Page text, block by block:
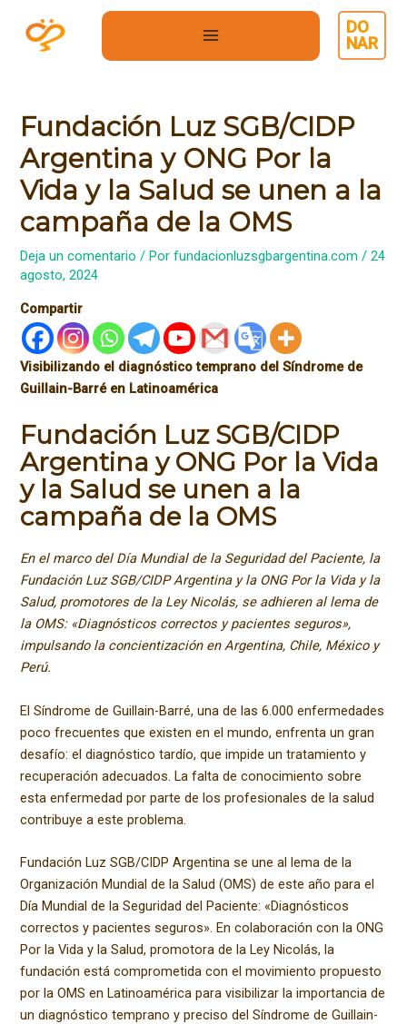
contenido
DO
NAR
Fundación Luz SGB/CIDP
Argentina y ONG Por la
Vida y la Salud se unen a la
campaña de la OMS
Deja un comentario / Porfundacionluzsgbargentina.com/24
agosto, 2024
Compartir
Visibilizando el diagnóstico temprano del Síndrome de
Guillain-Barré en Latinoamérica
Fundación Luz SGB/CIDP
Argentina y ONG Por la Vida
y la Salud se unen a la
campaña de la OMS
En el marco del Día Mundial de la Seguridad del Paciente, la
Fundación Luz SGB/CIDP Argentina y la ONG Por la Vida y la
Salud, promotores de la Ley Nicolás, se adhieren al lema de
la OMS: «Diagnósticos correctos y pacientes seguros»,
impulsando la concientización en Argentina, Chile, México y
Perú.
El Síndrome de Guillain-Barré, una de las 6.000 enfermedades
poco frecuentes que existen en el mundo, enfrenta un gran
desafío: el diagnóstico tardío, que impide un tratamiento y
recuperación adecuados. La falta de conocimiento sobre
esta enfermedad por parte de los profesionales de la salud
contribuye a este problema.
Fundación Luz SGB/CIDP Argentina se une al lema de la
Organización Mundial de la Salud (OMS) de este año para el
Día Mundial de la Seguridad del Paciente: «Diagnósticos
correctos y pacientes seguros». En colaboración con la ONG
Por la Vida y la Salud, promotora de la Ley Nicolás, la
fundación está comprometida con el movimiento propuesto
por la OMS en Latinoamérica para visibilizar la importancia de
un diagnóstico temprano y preciso del Síndrome de Guillain-